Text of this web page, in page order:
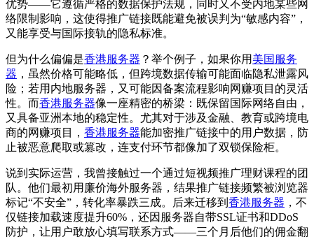
优势——它遵循严格的数据保护法规，同时又不受内地某些网
络限制影响，这使得推广链接既能避免被误判为“敏感内容”，
又能享受与国际接轨的隐私标准。
但为什么偏偏是香港服务器 ？举个例子，如果你用 美国服务
器 ，虽然价格可能略低，但跨境数据传输可能面临隐私泄露风
险；若用内地服务器，又可能因备案流程影响网赚项目的灵活
性。而香港服务器像一座精密的桥梁：既保留国际网络自由，
又具备亚洲本地的稳定性。尤其对于涉及金融、教育或跨境电
商的网赚项目， 香港服务器能加密推广链接中的用户数据，防
止被恶意爬取或篡改，连支付环节都像加了双锁保险柜。
说到实际运营，我曾接触过一个通过短视频推广理财课程的团
队。他们最初用廉价海外服务器，结果推广链接频繁被浏览器
标记“不安全”，转化率暴跌三成。后来迁移到 香港服务器 ，不
仅链接加载速度提升60%，还因服务器自带SSL证书和DDoS
防护，让用户敢放心填写联系方式——三个月后他们的佣金翻